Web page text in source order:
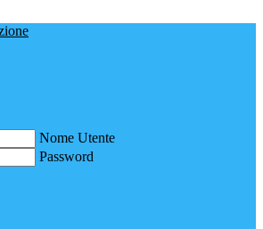
Nome Utente
Password